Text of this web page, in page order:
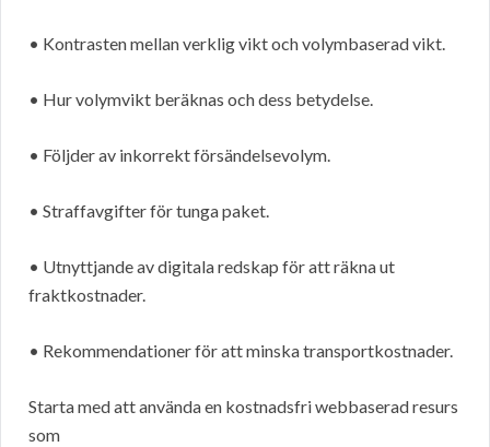
• Kontrasten mellan verklig vikt och volymbaserad vikt.
• Hur volymvikt beräknas och dess betydelse.
• Följder av inkorrekt försändelsevolym.
• Straffavgifter för tunga paket.
• Utnyttjande av digitala redskap för att räkna ut
fraktkostnader.
• Rekommendationer för att minska transportkostnader.
Starta med att använda en kostnadsfri webbaserad resurs
som